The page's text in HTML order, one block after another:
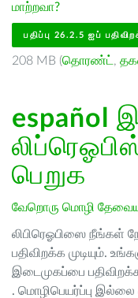
மாற்றவா?
பதிப்பு 26.2.5 ஐப்
208 MB (தொரண்ட் ,
español
பெறுக
வேறொரு மொழி
லிபிரெஓபிஸை நீங்கள்
பதிவிறக்க முடியும்.
இடைமுகப்பை
. மொழிபெயர்ப்பு